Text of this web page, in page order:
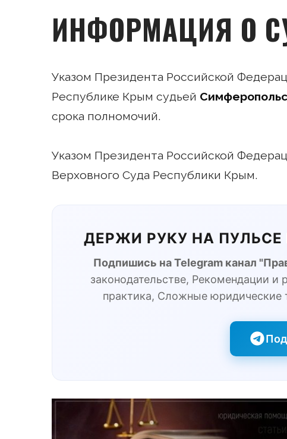
ИНФОРМАЦИЯ О
Указом Президента Российской
Республике Крым судьей
срока полномочий.
Указом Президента Российской
Верховного Cуда Республики Крым.
ДЕРЖИ РУКУ НА
Подпишись на Telegram канал
законодательстве, Рекомендации
практика, Сложные